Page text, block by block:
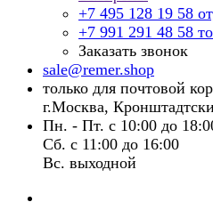
+7 495 128 19 58
+7 991 291 48 58
Заказать звонок
sale@remer.shop
только для почтовой
г.Москва,
Пн. - Пт. с 10:00 до
Сб. с 11:00 до 16:00
Вс. выходной